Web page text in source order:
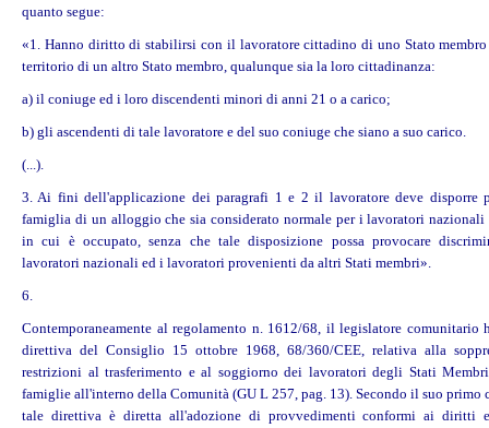
quanto segue:
«1. Hanno diritto di stabilirsi con il lavoratore cittadino di uno Stato
territorio di un altro Stato membro, qualunque sia la loro cittadinanza:
a) il coniuge ed i loro discendenti minori di anni 21 o a carico;
b) gli ascendenti di tale lavoratore e del suo coniuge che siano a suo carico.
(...).
3. Ai fini dell'applicazione dei paragrafi 1 e 2 il lavoratore deve disporre
famiglia di un alloggio che sia considerato normale per i lavoratori nazionali
in cui è occupato, senza che tale disposizione possa provocare
lavoratori nazionali ed i lavoratori provenienti da altri Stati membri».
6.
Contemporaneamente al regolamento n. 1612/68, il legislatore comunitario
direttiva del Consiglio 15 ottobre 1968, 68/360/CEE, relativa alla
restrizioni al trasferimento e al soggiorno dei lavoratori degli Stati
famiglie all'interno della Comunità (GU L 257, pag. 13). Secondo il suo primo
tale direttiva è diretta all'adozione di provvedimenti conformi aidiritti